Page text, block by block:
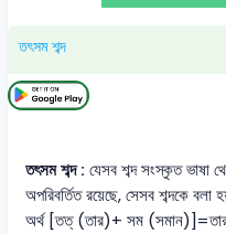
তৎসম শব্দ
তৎসম শব্দ : যেসব শব্দ সংস্কৃত ভাষা
অপরিবর্তিত রয়েছে, সেসব শব্দকে বলা
অর্থ [তত্ (তার)+ সম (সমান)]=তার